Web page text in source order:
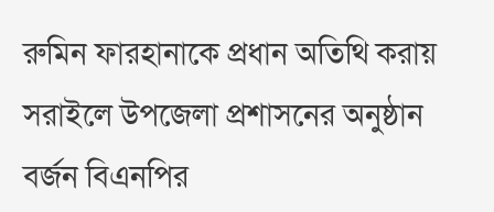
রুমিন ফারহানাকে প্রধান অতিথি করায়
সরাইলে উপজেলা প্রশাসনের অনুষ্ঠান
বর্জন বিএনপির